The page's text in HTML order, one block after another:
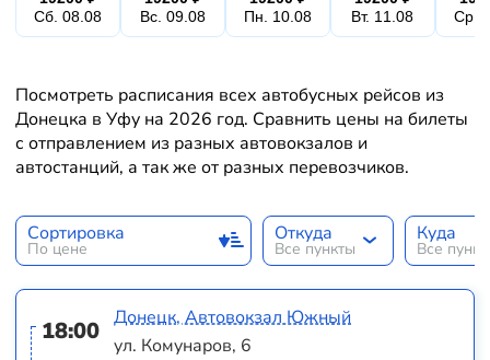
Сб. 08.08
Вс. 09.08
Пн. 10.08
Вт. 11.08
Ср.
Посмотреть расписания всех автобусных рейсов из
Донецка в Уфу на 2026 год. Сравнить цены на билеты
с отправлением из разных автовокзалов и
автостанций, а так же от разных перевозчиков.
Сортировка
По цене
Откуда
Все пункты
Куда
Все
18:00
Донецк, Автовокзал Южный
ул. Комунаров, 6